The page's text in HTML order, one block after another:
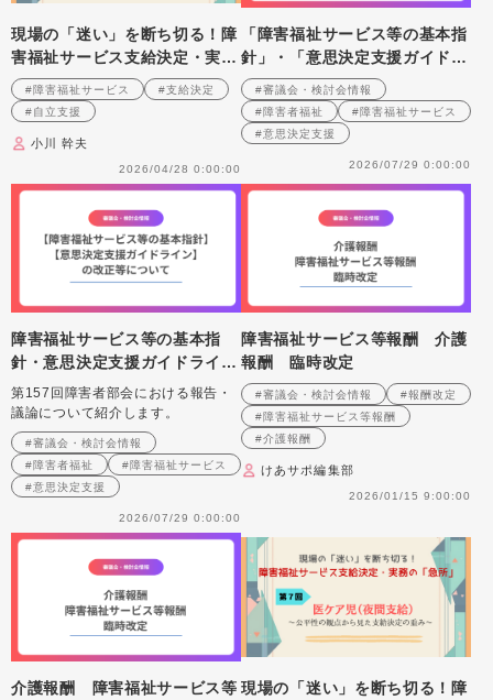
現場の「迷い」を断ち切る！障
害福祉サービス支給決定・実務
の「急所」 第４回 支給量算
定ロジック～自治体独自のルー
ルの存在を意識する～
#障害福祉サービス
#支給決定
#自立支援
小川 幹夫
2026/04/28 0:00:00
「障害福祉サービス等の基本指
針」・「意思決定支援ガイドラ
イン」の改正等について
#審議会・検討会情報
#障害者福祉
#障害福祉サービス
#意思決定支援
2026/07/29 0:00:00
障害福祉サービス等の基本指
針・意思決定支援ガイドライン
の改正等について
第157回障害者部会における報告・
議論について紹介します。
#審議会・検討会情報
#障害者福祉
#障害福祉サービス
#意思決定支援
2026/07/29 0:00:00
障害福祉サービス等報酬 介護
報酬 臨時改定
#審議会・検討会情報
#報酬改定
#障害福祉サービス等報酬
#介護報酬
けあサポ編集部
2026/01/15 9:00:00
介護報酬 障害福祉サービス等 現場の「迷い」を断ち切る！障